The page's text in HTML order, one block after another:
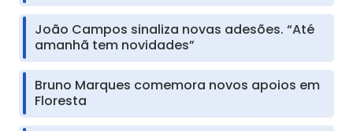
João Campos sinaliza novas adesões. “Até
amanhã tem novidades”
Bruno Marques comemora novos apoios em
Floresta